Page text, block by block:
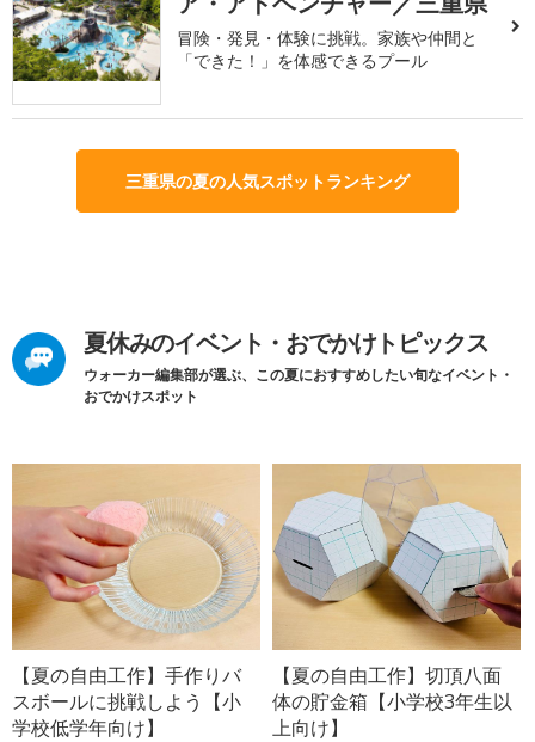
冒険・発見・体験に挑戦。家族や仲間と
「できた！」を体感できるプール
三重県の夏の人気スポットランキング
夏休みのイベント・おでかけトピックス
ウォーカー編集部が選ぶ、この夏におすすめしたい旬なイベント・
おでかけスポット
【夏の自由工作】手作りバ
スボールに挑戦しよう【小
学校低学年向け】
【夏の自由工作】切頂八面
体の貯金箱【小学校3年生以
上向け】